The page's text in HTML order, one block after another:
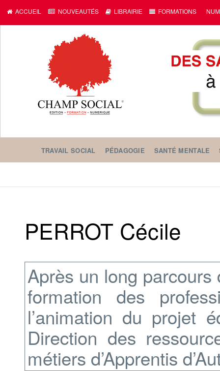
ACCUEIL NOUVEAUTÉS LIBRAIRIE FORMATIONS
TRAVAIL SOCIAL PÉDAGOGIE SANTÉ MENTALE
PERROT Cécile
Après un long parcours
formation des
l’animation du projet
Direction des
métiers d’Apprentis